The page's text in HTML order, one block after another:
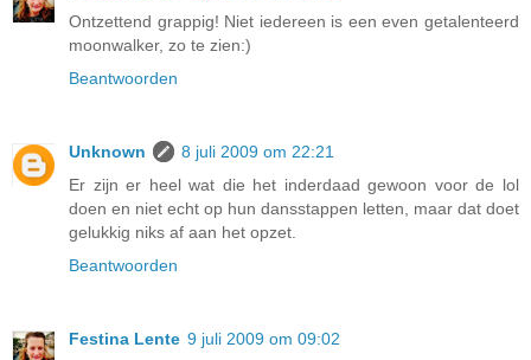
Ontzettend grappig! Niet iedereen is een even getalenteerd
moonwalker, zo te zien:)
Beantwoorden
Unknown
8 juli 2009 om 22:21
Er zijn er heel wat die het inderdaad gewoon voor de lol
doen en niet echt op hun dansstappen letten, maar dat doet
gelukkig niks af aan het opzet.
Beantwoorden
Festina Lente 9 juli 2009 om 09:02